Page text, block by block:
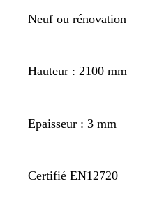
Neuf ou rénovation
Hauteur : 2100 mm
Epaisseur : 3 mm
Certifié EN12720